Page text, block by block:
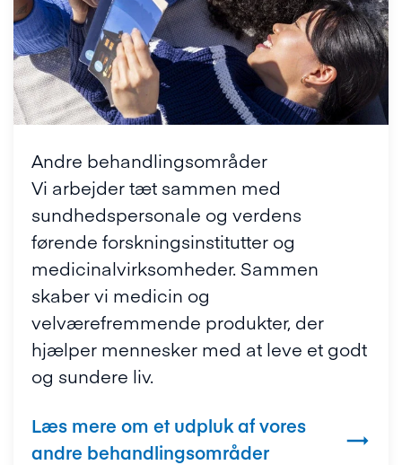
Andre behandlingsområder
Vi arbejder tæt sammen med
sundhedspersonale og verdens
førende forskningsinstitutter og
medicinalvirksomheder. Sammen
skaber vi medicin og
velværefremmende produkter, der
hjælper mennesker med at leve et godt
og sundere liv.
Læs mere om et udpluk af vores
andre behandlingsområder
